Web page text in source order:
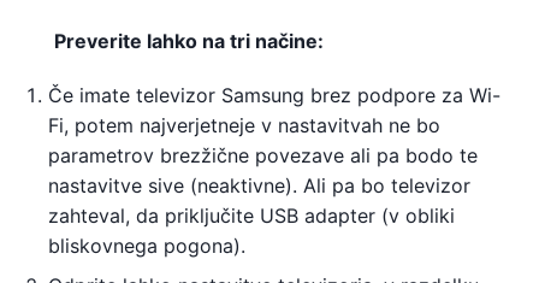
Preverite lahko na tri načine:
Če imate televizor Samsung brez podpore za Wi-
Fi, potem najverjetneje v nastavitvah ne bo
parametrov brezžične povezave ali pa bodo te
nastavitve sive (neaktivne). Ali pa bo televizor
zahteval, da priključite USB adapter (v obliki
bliskovnega pogona).